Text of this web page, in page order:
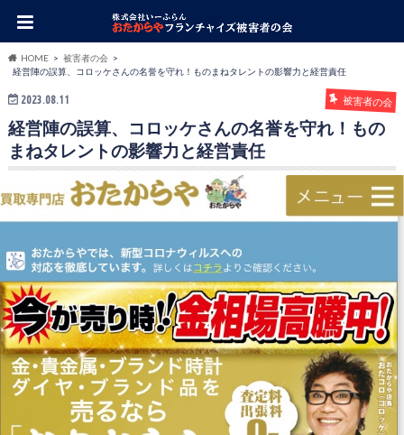
HOME
被害者の会
経営陣の誤算、コロッケさんの名誉を守れ！ものまねタレントの影響力と経営責任
2023.08.11 被害者の会
経営陣の誤算、コロッケさんの名誉を守れ！もの
まねタレントの影響力と経営責任